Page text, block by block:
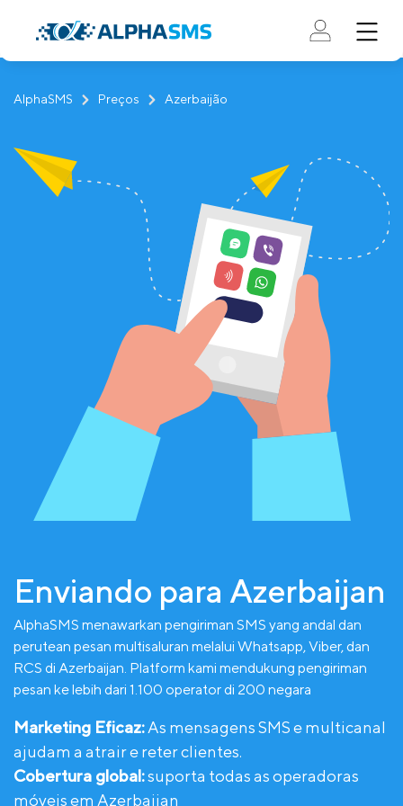
AlphaSMS Preços Azerbaijão
Enviando para Azerbaijan
AlphaSMS menawarkan pengiriman SMS yang andal dan
perutean pesan multisaluran melalui Whatsapp, Viber, dan
RCS di Azerbaijan. Platform kami mendukung pengiriman
pesan ke lebih dari 1.100 operator di 200 negara
Marketing Eficaz:As mensagens SMS e multicanal
ajudam a atrair e reter clientes.
Cobertura global:suporta todas as operadoras
móveis em Azerbaijan